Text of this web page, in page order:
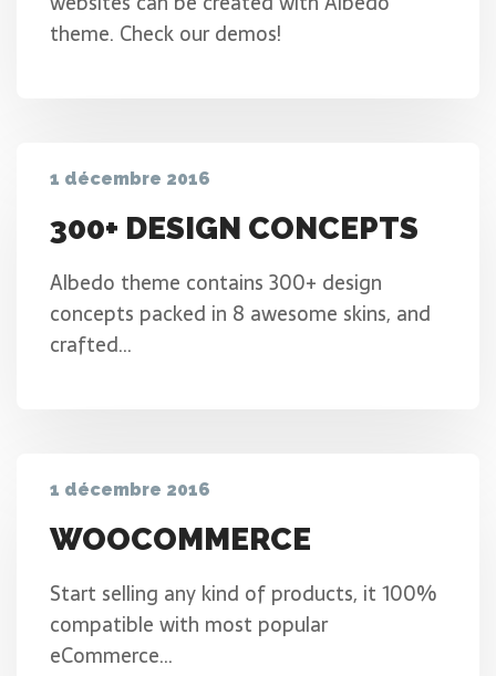
theme. Check our demos!
1 décembre 2016
300+ DESIGN CONCEPTS
Albedo theme contains 300+ design
concepts packed in 8 awesome skins, and
crafted…
1 décembre 2016
WOOCOMMERCE
Start selling any kind of products, it 100%
compatible with most popular
eCommerce…